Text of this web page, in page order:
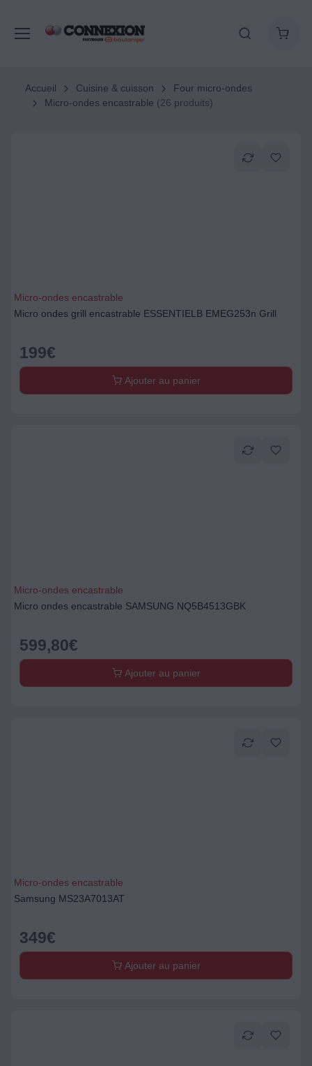
Accueil Cuisine & cuisson
Four micro-ondes
Micro-ondes encastrable (26 produits)
Micro-ondes encastrable
Micro ondes grill encastrable ESSENTIELB EMEG253n Grill
199€
Ajouter au panier
Micro-ondes encastrable
Micro ondes encastrable SAMSUNG NQ5B4513GBK
599,80€
Ajouter au panier
Micro-ondes encastrable
Samsung MS23A7013AT
349€
Ajouter au panier